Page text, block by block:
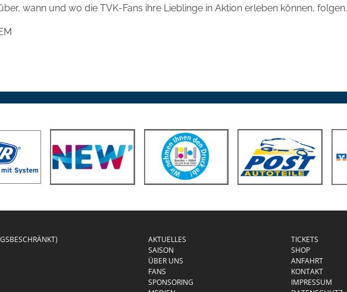
wann und wo die TVK-Fans ihre Lieblinge in Aktion erleben können, folgen.
AKTUELLES
SAISON
ÜBER UNS
FANS
SPONSORING
TICKETS
SHOP
ANFAHRT
KONTAKT
IMPRESSUM